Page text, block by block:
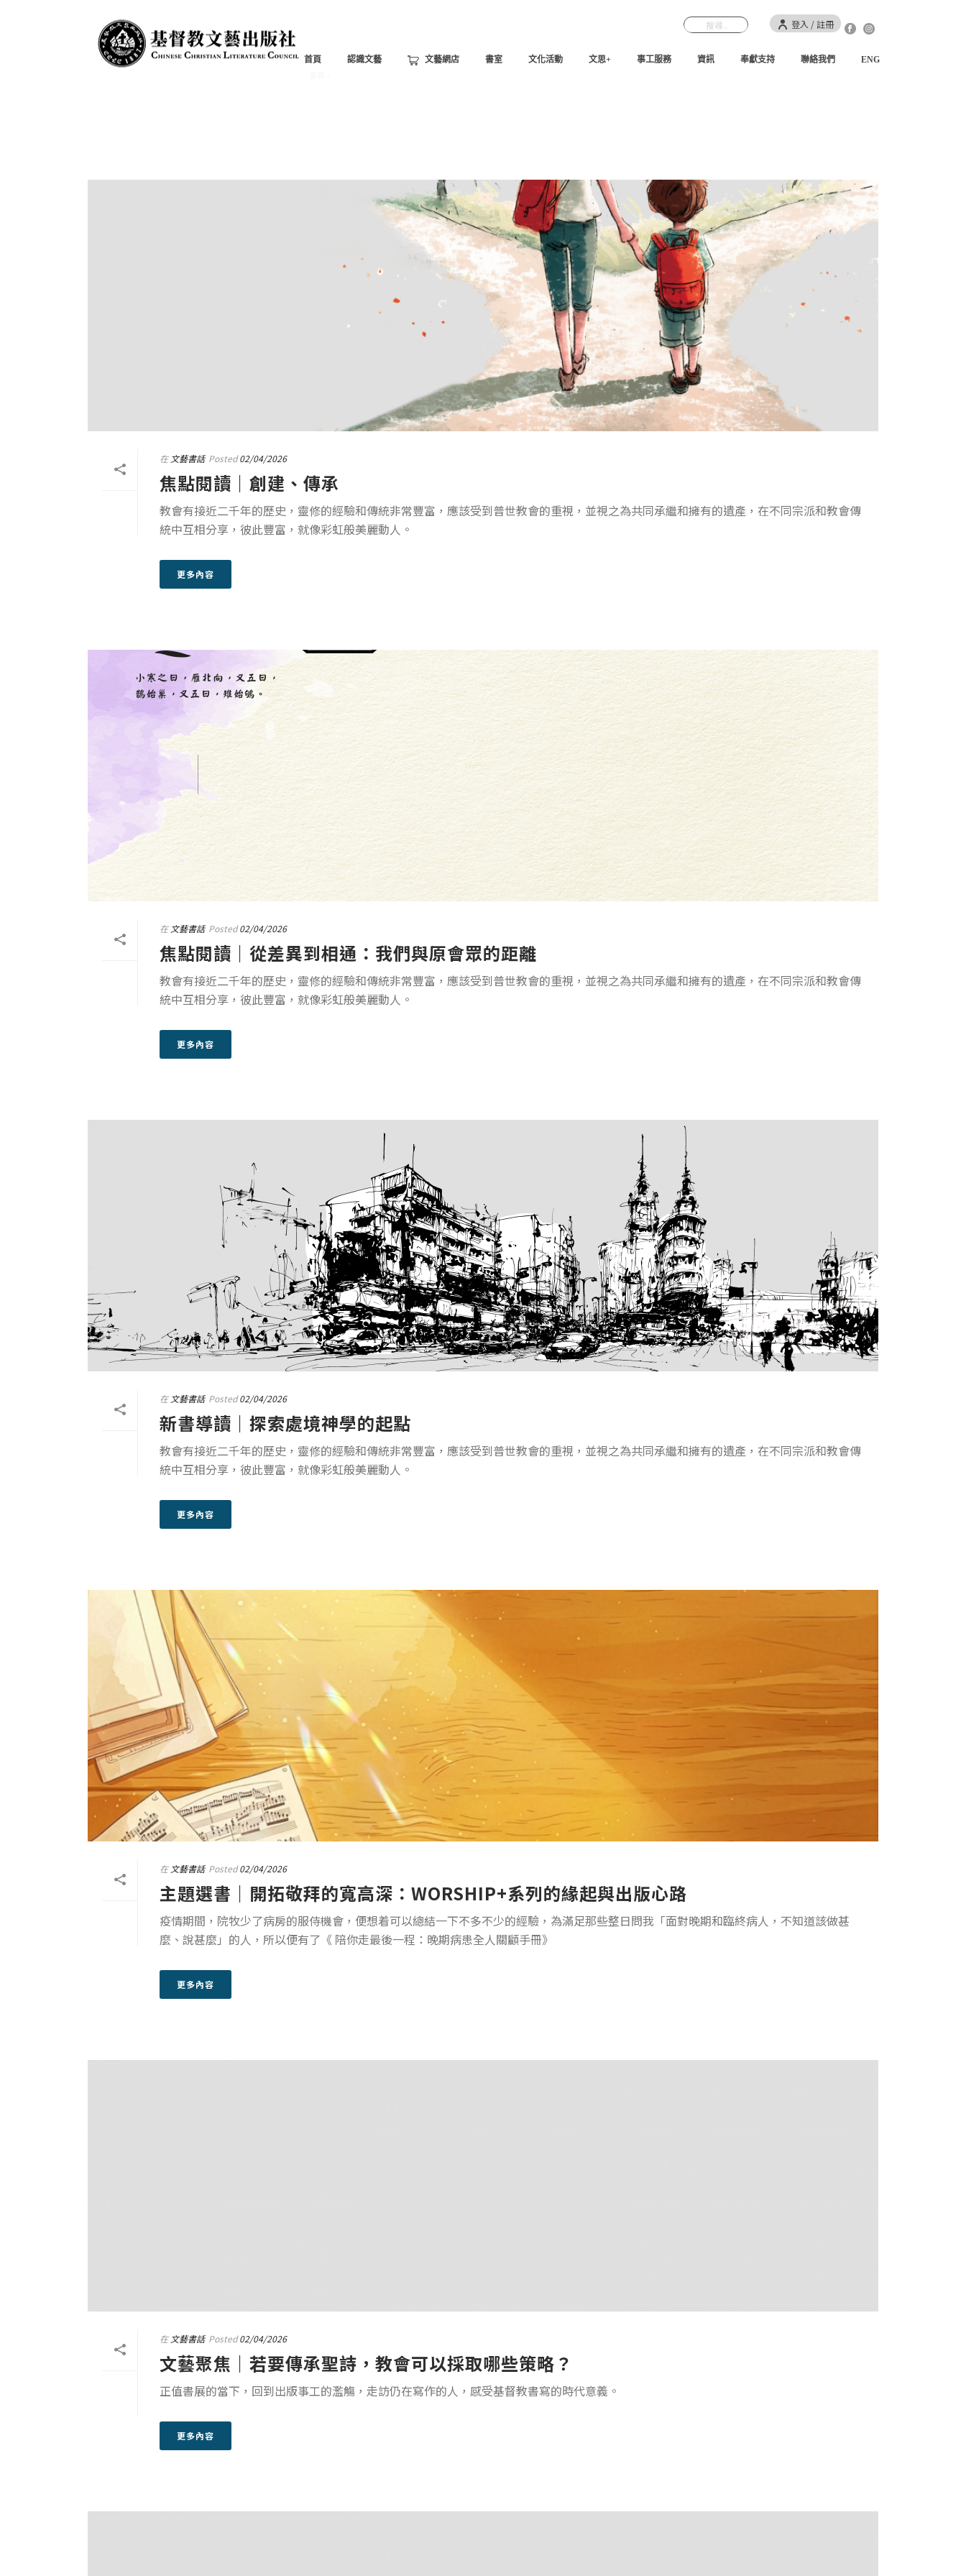
登入 / 註冊
首頁 認識文藝 文藝網店 書室 文化活動 文思+ 事工服務 資訊 奉獻支持 聯絡我們 ENG
文章集
在 文藝書話 Posted 02/04/2026
焦點閱讀｜創建、傳承
教會有接近二千年的歷史，靈修的經驗和傳統非常豐富，應該受到普世教會的重視，並視之為共同承繼和擁有的遺產，在不同宗派和教會傳
統中互相分享，彼此豐富，就像彩虹般美麗動人。
更多內容
在 文藝書話 Posted 02/04/2026
焦點閱讀｜從差異到相通：我們與原會眾的距離
教會有接近二千年的歷史，靈修的經驗和傳統非常豐富，應該受到普世教會的重視，並視之為共同承繼和擁有的遺產，在不同宗派和教會傳
統中互相分享，彼此豐富，就像彩虹般美麗動人。
更多內容
在 文藝書話 Posted 02/04/2026
新書導讀｜探索處境神學的起點
教會有接近二千年的歷史，靈修的經驗和傳統非常豐富，應該受到普世教會的重視，並視之為共同承繼和擁有的遺產，在不同宗派和教會傳
統中互相分享，彼此豐富，就像彩虹般美麗動人。
更多內容
在 文藝書話 Posted 02/04/2026
主題選書｜開拓敬拜的寬高深：WORSHIP+系列的緣起與出版心路
疫情期間，院牧少了病房的服侍機會，便想着可以總結一下不多不少的經驗，為滿足那些整日問我「面對晚期和臨終病人，不知道該做甚
麼、說甚麼」的人，所以便有了《 陪你走最後一程：晚期病患全人關顧手冊》
更多內容
在 文藝書話 Posted 02/04/2026
文藝聚焦｜若要傳承聖詩，教會可以採取哪些策略？
正值書展的當下，回到出版事工的濫觴，走訪仍在寫作的人，感受基督教書寫的時代意義。
更多內容